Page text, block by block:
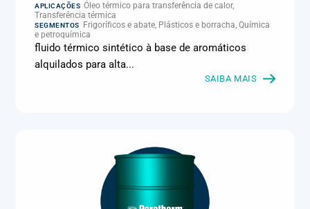
APLICAÇÕES Óleo térmico para transferência de calor,
Transferência térmica
SEGMENTOS
Frigoríficos e abate, Plásticos e borracha, Química
e petroquímica
fluido térmico sintético à base de aromáticos
alquilados para alta...
SAIBA MAIS